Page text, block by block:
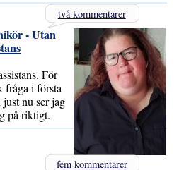
två kommentarer
- Utan
För
fråga i första
nu ser jag
på riktigt.
fem kommentarer